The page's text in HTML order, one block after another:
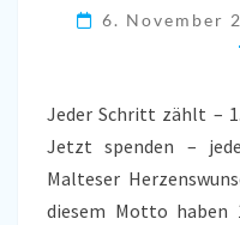
6. November
Jeder Schritt zählt –
Jetzt spenden –
Malteser
diesem Motto haben